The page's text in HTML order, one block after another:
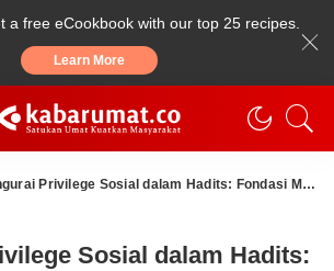
a free eCookbook with our top 25 recipes.
Learn More
Privilege Sosial dalam Hadits: Fondasi Meritokrasi Islami
Sosial dalam Hadits: